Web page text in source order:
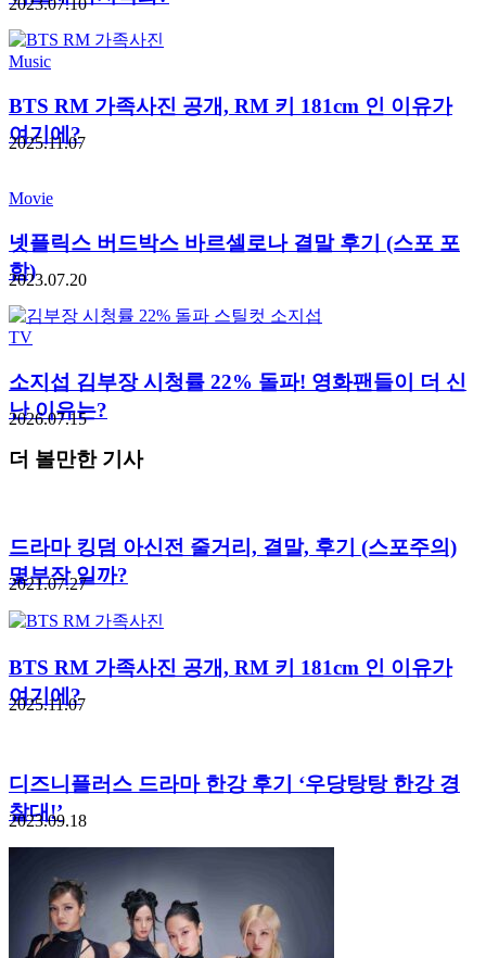
Music
BTS RM 가족사진 공개, RM 키 181cm 인 이유가
여기에?
2025.11.07
Movie
넷플릭스 버드박스 바르셀로나 결말 후기 (스포 포
함)
2023.07.20
TV
소지섭 김부장 시청률 22% 돌파! 영화팬들이 더 신
난 이유는?
2026.07.15
더 볼만한 기사
드라마 킹덤 아신전 줄거리, 결말, 후기 (스포주의)
몇부작 일까?
2021.07.27
BTS RM 가족사진 공개, RM 키 181cm 인 이유가
여기에?
2025.11.07
디즈니플러스 드라마 한강 후기 ‘우당탕탕 한강 경
찰대!’
2023.09.18